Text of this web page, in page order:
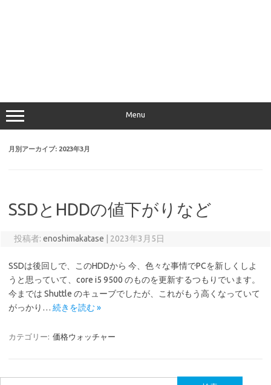
Menu
月別アーカイブ: 2023年3月
SSDとHDDの値下がりなど
投稿者: enoshimakatase 2023年3月5日
SSDは後回しで、このHDDから 今、色々な事情でPCを新しくしよ
うと思っていて、core i5 9500 のものを更新するつもりでいます。
今までは Shuttle のキューブでしたが、これがもう高くなっていて
がっかり… 続きを読む »
カテゴリー: 価格ウォッチャー